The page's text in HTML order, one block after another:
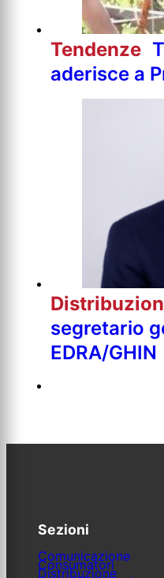
Tendenze
aderisce a
segretario
EDRA/GHIN
Sezioni
Comunicazione
Consumatori
Distribuzione